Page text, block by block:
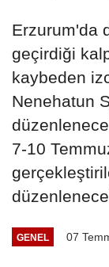
Erzurum'da
geçirdiği
kaybeden
Nenehatun
7-10
GENEL 07